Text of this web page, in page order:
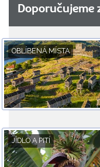
Doporučujeme
OBLÍBENÁ MÍSTA
JÍDLO A PITÍ